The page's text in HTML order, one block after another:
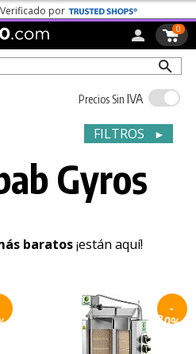
son Gratis
0
Precios Sin IVA
FILTROS ►
Gyros
baratos¡están aquí!
-
30%